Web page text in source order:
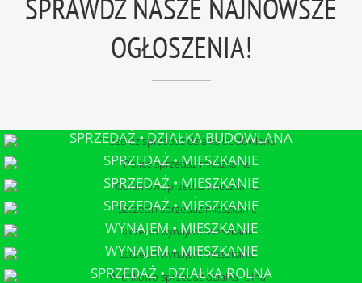
OGŁOSZENIA!
SPRZEDAŻ • DZIAŁKA BUDOWLANA
TRZEBIEŻ
SPRZEDAŻ • MIESZKANIE
POLICE
SPRZEDAŻ • MIESZKANIE
GOLENIÓW
SPRZEDAŻ • MIESZKANIE
SZCZECIN
WYNAJEM • MIESZKANIE
SZCZECIN
WYNAJEM • MIESZKANIE
SZCZECIN
SPRZEDAŻ • DZIAŁKA ROLNA